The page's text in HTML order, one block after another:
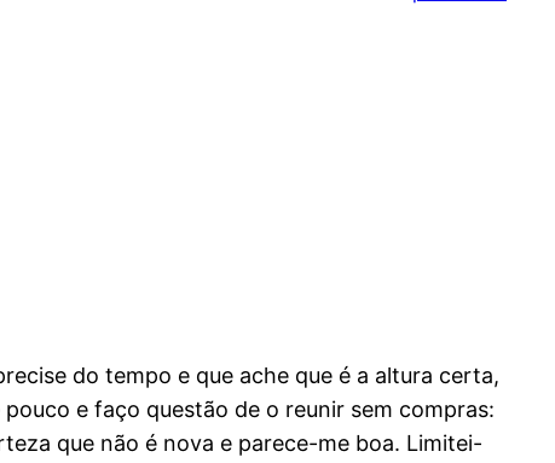
do tempo e que ache que é a altura certa,
e faço questão de o reunir sem compras:
que não é nova e parece-me boa. Limitei-